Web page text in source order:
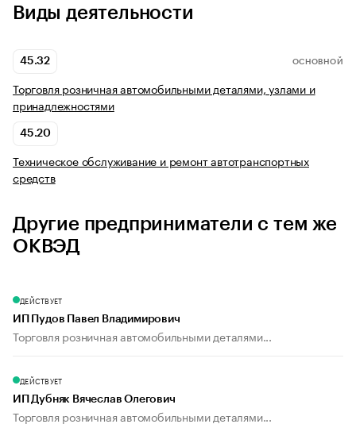
Виды деятельности
45.32 ОСНОВНОЙ
Торговля розничная автомобильными деталями, узлами и
принадлежностями
45.20
Техническое обслуживание и ремонт автотранспортных
средств
Другие предприниматели с тем же
ОКВЭД
ДЕЙСТВУЕТ
ИП Пудов Павел Владимирович
Торговля розничная автомобильными деталями...
ДЕЙСТВУЕТ
ИП Дубняк Вячеслав Олегович
Торговля розничная автомобильными деталями...